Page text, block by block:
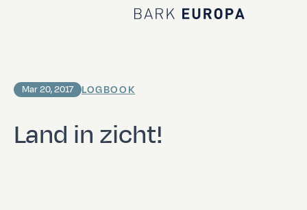
Home Bark EUROPA
Land in zicht!
Mar 20, 2017 LOGBOOK